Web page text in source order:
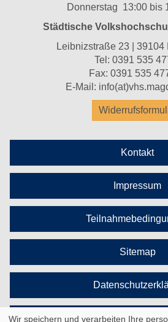
Donnerstag 13:00 bis
Städtische
Leibnizstraße 23 | 39104
Tel: 0391 535
Fax: 0391 535
E-Mail:
Kontakt
Impressum
Sitemap
Cookie
Wir speichern und verarbeiten Ihre